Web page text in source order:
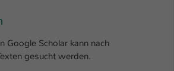
Google Scholar kann nach
gesucht werden.